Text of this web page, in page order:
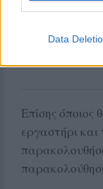
Data
Επίσης όποιος
εργαστήρι